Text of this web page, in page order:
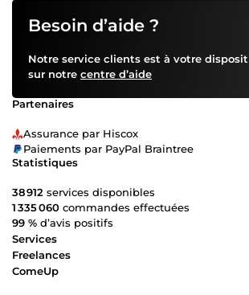
Besoin d’aide ?
Notre service clients est à votre
sur notre centre d’aide
Partenaires
Assurance par Hiscox
Paiements par PayPal Braintree
Statistiques
38 912 services disponibles
1 335 060 commandes effectuées
99 % d’avis positifs
Services
Freelances
ComeUp